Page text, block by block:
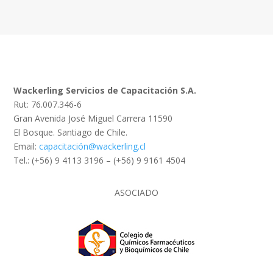
Wackerling Servicios de Capacitación S.A.
Rut: 76.007.346-6
Gran Avenida José Miguel Carrera 11590
El Bosque. Santiago de Chile.
Email:capacitación@wackerling.cl
Tel.: (+56) 9 4113 3196 – (+56) 9 9161 4504
ASOCIADO